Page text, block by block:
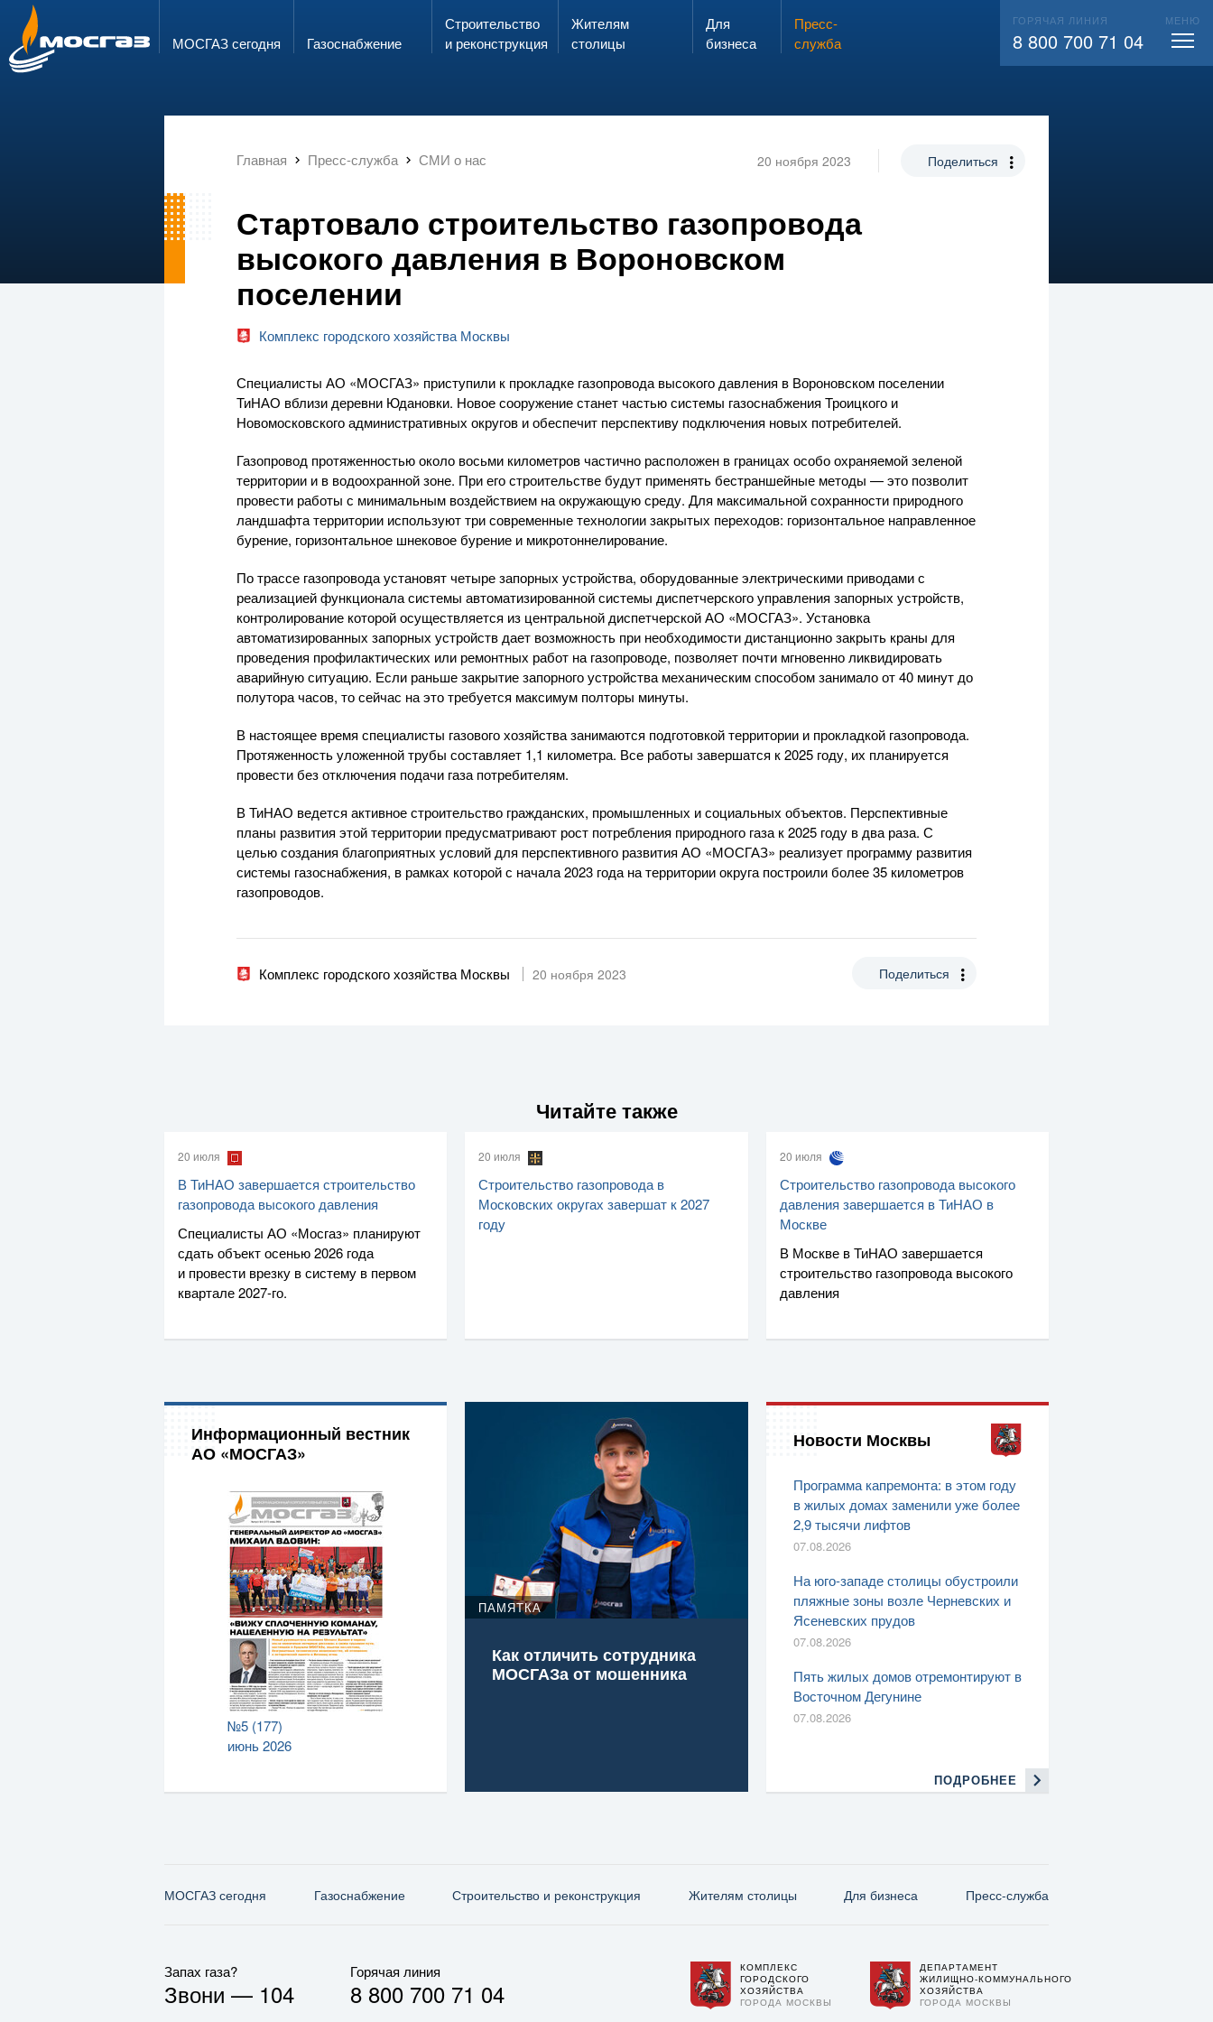
Запах газа?
ЗВОНИ 104 ВЫЗВАТЬ СЛЕСАРЯ
ГОРЯЧАЯ ЛИНИЯ
8 800 700 71 04 info@mos-gaz.ru
МОСГАЗ сегодня Газо­снабжение
Строительство
и реконструкция
Жителям
столицы
Для
бизнеса
Пресс-
служба
ГОРЯЧАЯ ЛИНИЯ
8 800 700 71 04
МЕНЮ
Главная Пресс-служба СМИ о нас 20 ноября 2023 Поделиться
Стартовало строительство газопровода
высокого давления в Вороновском
поселении
Комплекс городского хозяйства Москвы
Специалисты АО «МОСГАЗ» приступили к прокладке газопровода высокого давления в Вороновском поселении
ТиНАО вблизи деревни Юдановки. Новое сооружение станет частью системы газоснабжения Троицкого и
Новомосковского административных округов и обеспечит перспективу подключения новых потребителей.
Газопровод протяженностью около восьми километров частично расположен в границах особо охраняемой зеленой
территории и в водоохранной зоне. При его строительстве будут применять бестраншейные методы — это позволит
провести работы с минимальным воздействием на окружающую среду. Для максимальной сохранности природного
ландшафта территории используют три современные технологии закрытых переходов: горизонтальное направленное
бурение, горизонтальное шнековое бурение и микротоннелирование.
По трассе газопровода установят четыре запорных устройства, оборудованные электрическими приводами с
реализацией функционала системы автоматизированной системы диспетчерского управления запорных устройств,
контролирование которой осуществляется из центральной диспетчерской АО «МОСГАЗ». Установка
автоматизированных запорных устройств дает возможность при необходимости дистанционно закрыть краны для
проведения профилактических или ремонтных работ на газопроводе, позволяет почти мгновенно ликвидировать
аварийную ситуацию. Если раньше закрытие запорного устройства механическим способом занимало от 40 минут до
полутора часов, то сейчас на это требуется максимум полторы минуты.
В настоящее время специалисты газового хозяйства занимаются подготовкой территории и прокладкой газопровода.
Протяженность уложенной трубы составляет 1,1 километра. Все работы завершатся к 2025 году, их планируется
провести без отключения подачи газа потребителям.
В ТиНАО ведется активное строительство гражданских, промышленных и социальных объектов. Перспективные
планы развития этой территории предусматривают рост потребления природного газа к 2025 году в два раза. С
целью создания благоприятных условий для перспективного развития АО «МОСГАЗ» реализует программу развития
системы газоснабжения, в рамках которой с начала 2023 года на территории округа построили более 35 километров
газопроводов.
Комплекс городского хозяйства Москвы 20 ноября 2023 Поделиться
Читайте также
20 июля
В ТиНАО завершается строительство
газопровода высокого давления
Специалисты АО «Мосгаз» планируют
сдать объект осенью 2026 года
и провести врезку в систему в первом
квартале2027-го.
20 июля
Строительство газопровода в
Московских округах завершат к 2027
году
20 июля
Строительство газопровода высокого
давления завершается в ТиНАО в
Москве
В Москве в ТиНАО завершается
строительство газопровода высокого
давления
Информационный вестник
АО «МОСГАЗ»
№5 (177)
июнь 2026
ПАМЯТКА
Как отличить сотрудника
МОСГАЗа от мошенника
Новости Москвы
Программа капремонта: в этом году
в жилых домах заменили уже более
2,9 тысячи лифтов
07.08.2026
На юго-западе столицы обустроили
пляжные зоны возле Черневских и
Ясеневских прудов
07.08.2026
Пять жилых домов отремонтируют в
Восточном Дегунине
07.08.2026
ПОДРОБНЕЕ
МОСГАЗ сегодня Газо­снабжение Строительство и реконструкция Жителям столицы Для бизнеса Пресс-служба
Запах газа?
Звони — 104
Горячая линия
8 800 700 71 04
КОМПЛЕКС
ГОРОДСКОГО
ХОЗЯЙСТВА
ГОРОДА МОСКВЫ
ДЕПАРТАМЕНТ
ЖИЛИЩНО-КОММУНАЛЬНОГО
ХОЗЯЙСТВА
ГОРОДА МОСКВЫ